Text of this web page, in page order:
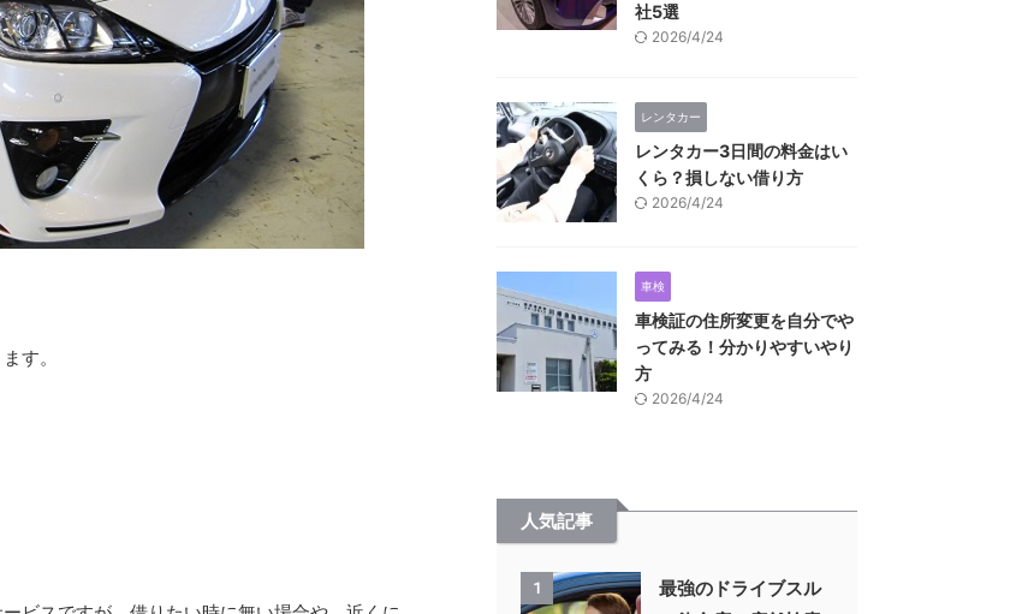
す。
社5選
2026/4/24
レンタカー
レンタカー3日間の料金はい
くら？損しない借り方
2026/4/24
車検
車検証の住所変更を自分でや
ってみる！分かりやすいやり
方
2026/4/24
人気記事
1
最強のドライブスル